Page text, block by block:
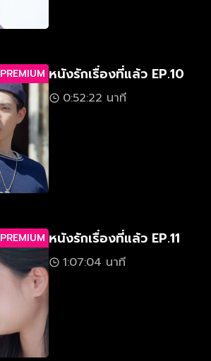
PREMIUM หนังรักเรื่องที่แล้ว EP.10
0:52:22 นาที
PREMIUM หนังรักเรื่องที่แล้ว EP.11
1:07:04 นาที